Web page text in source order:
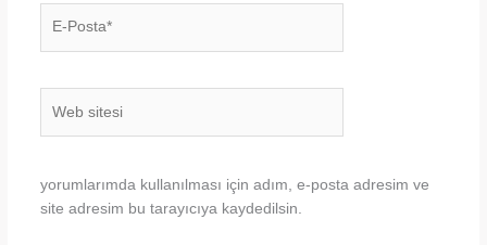
sitesi
yorumlarımda kullanılması için adım, e-posta adresim ve
site adresim bu tarayıcıya kaydedilsin.